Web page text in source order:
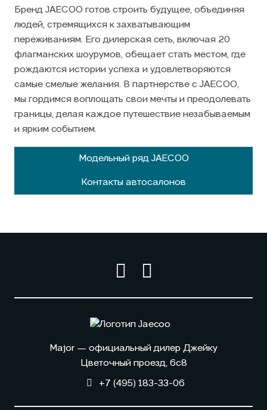
БрендJAECOO готов строить будущее, объединяя
людей, стремящихся к захватывающим
переживаниям. Его дилерская сеть, включая 20
флагманских шоурумов, обещает стать местом, где
рождаются истории успеха и удовлетворяются
самые смелые желания. В партнерстве сJAECOO,
мы гордимся воплощать свои мечты и преодолевать
границы, делая каждое путешествие незабываемым
и ярким событием.
Модельный рядJAECOO
Контакты автосалонов
Major — официальный дилер Джейку
Цветочный проезд, 6с8
+7 (495) 183-33-06